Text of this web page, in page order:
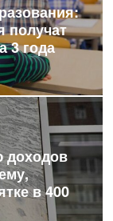
получат
3 года
доходов
в 400